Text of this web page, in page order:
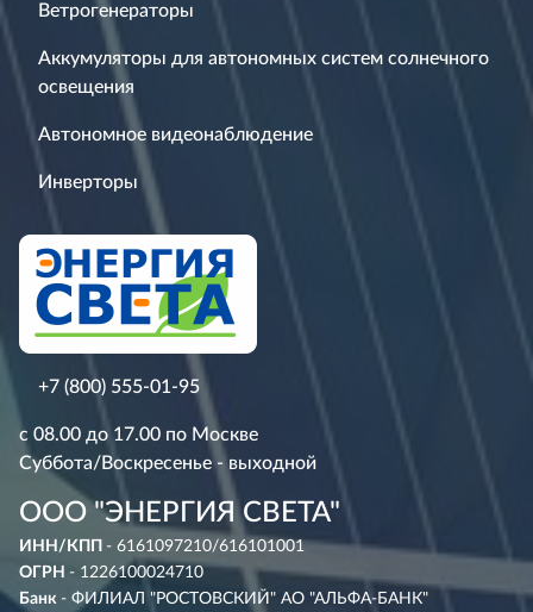
Ветрогенераторы
Аккумуляторы для автономных систем солнечного
освещения
Автономное видеонаблюдение
Инверторы
+7 (800) 555-01-95
с 08.00 до 17.00 по Москве
Суббота/Воскресенье - выходной
ООО "ЭНЕРГИЯ СВЕТА"
ИНН/КПП - 6161097210/616101001
ОГРН - 1226100024710
Банк - ФИЛИАЛ "РОСТОВСКИЙ" АО "АЛЬФА-БАНК"